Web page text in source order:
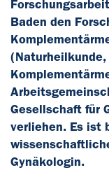
Baden den
Gesellschaft für
verliehen. Es ist
Gynäkologin.